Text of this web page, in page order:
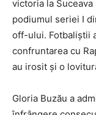
victoria la
podiumul seriei I
off-ului. Fotbaliştii
confruntarea cu
au irosit şi o
Gloria Buzău a